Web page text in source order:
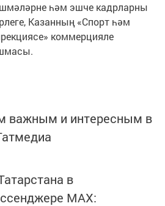
һәм эшче кадрларны
Казанның «Спорт һәм
коммерцияле
важным и интересным в
в
MАХ: